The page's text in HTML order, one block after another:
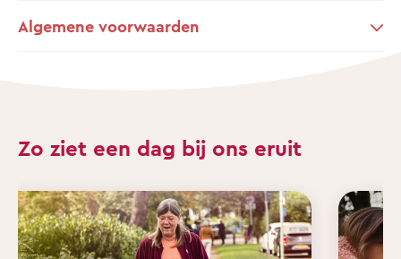
Algemene voorwaarden
Zo ziet een dag bij ons eruit